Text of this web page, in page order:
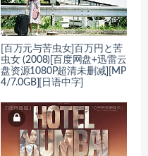
[百万元与苦虫女]百万円と苦
虫女 (2008)[百度网盘+迅雷云
盘资源1080P超清未删减][MP
4/7.0GB][日语中字]